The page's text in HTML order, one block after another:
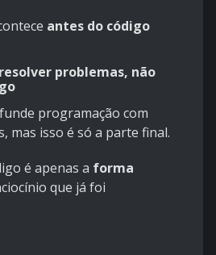
antes do código
problemas, não
programação com
mas isso é só a parte final.
é apenas a forma
que já foi